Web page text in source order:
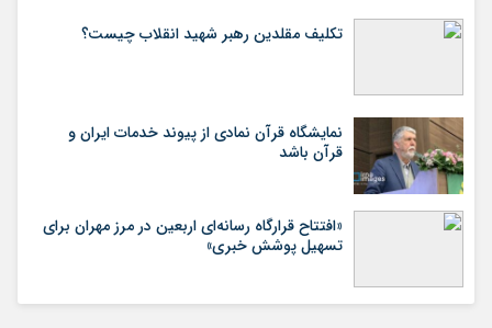
تکلیف مقلدین رهبر شهید انقلاب چیست؟
نمایشگاه قرآن نمادی از پیوند خدمات ایران و
قرآن باشد
«افتتاح قرارگاه رسانه‌ای اربعین در مرز مهران برای
تسهیل پوشش خبری»